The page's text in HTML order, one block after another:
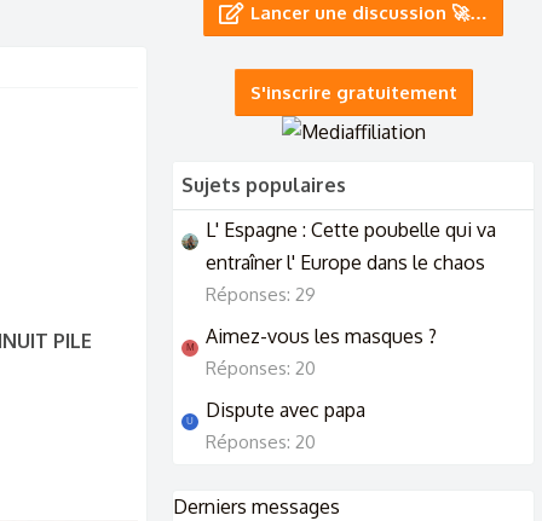
PILE
Lancer une discussion 🚀…
S'inscrire gratuitement
Sujets populaires
L' Espagne : Cette poubelle qui va
entraîner l' Europe dans le chaos
Réponses: 29
M Aimez-vous les masques ?
Réponses: 20
U Dispute avec papa
Réponses: 20
Derniers messages